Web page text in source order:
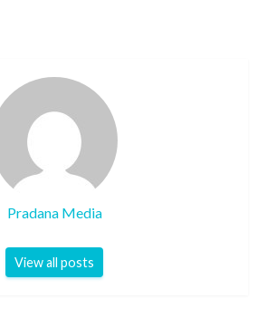
Pradana Media
View all posts